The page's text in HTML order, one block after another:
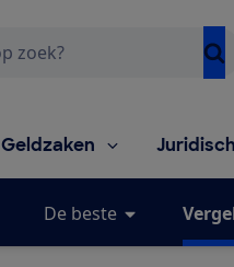
Geldzaken
De beste